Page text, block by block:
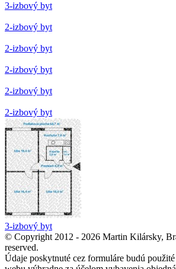
3-izbový byt
2-izbový byt
2-izbový byt
2-izbový byt
2-izbový byt
2-izbový byt
3-izbový byt
© Copyright 2012 - 2026 Martin Kilársky,
reserved.
Údaje poskytnuté cez formuláre budú